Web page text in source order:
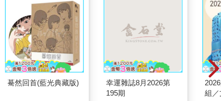
驀然回首(藍光典藏版)
幸運雜誌8月2026第
195期
組